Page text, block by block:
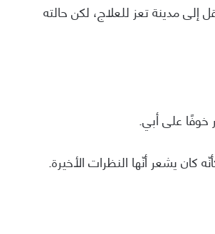
مدينة تعز للعلاج، لكن حالته
خوفًا على أبي.
كان يشعر أنّها النظرات الأخيرة.